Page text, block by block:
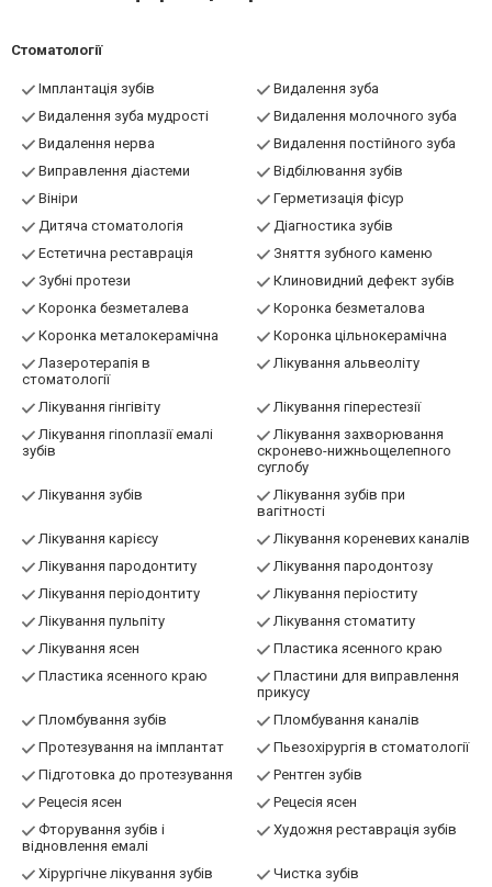
Стоматології
Імплантація зубів
Видалення зуба
Видалення зуба мудрості
Видалення молочного зуба
Видалення нерва
Видалення постійного зуба
Виправлення діастеми
Відбілювання зубів
Вініри
Герметизація фісур
Дитяча стоматологія
Діагностика зубів
Естетична реставрація
Зняття зубного каменю
Зубні протези
Клиновидний дефект зубів
Коронка безметалева
Коронка безметалова
Коронка металокерамічна
Коронка цільнокерамічна
Лазеротерапія в
стоматології
Лікування альвеоліту
Лікування гінгівіту
Лікування гіперестезії
Лікування гіпоплазії емалі
зубів
Лікування захворювання
скронево-нижньощелепного
суглобу
Лікування зубів
Лікування зубів при
вагітності
Лікування карієсу
Лікування кореневих каналів
Лікування пародонтиту
Лікування пародонтозу
Лікування періодонтиту
Лікування періоститу
Лікування пульпіту
Лікування стоматиту
Лікування ясен
Пластика ясенного краю
Пластика ясенного краю
Пластини для виправлення
прикусу
Пломбування зубів
Пломбування каналів
Протезування на імплантат
Пьезохірургія в стоматології
Підготовка до протезування
Рентген зубів
Рецесія ясен
Рецесія ясен
Фторування зубів і
відновлення емалі
Художня реставрація зубів
Хірургічне лікування зубів Чистка зубів